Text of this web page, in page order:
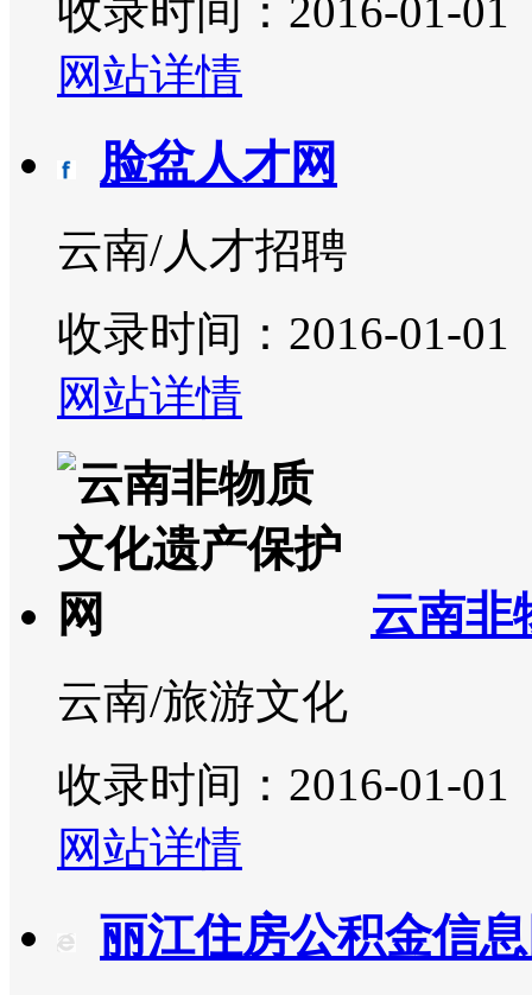
收录时间：2016-01-01
网站详情
脸盆人才网
云南/人才招聘
收录时间：2016-01-01
网站详情
云南非
云南/旅游文化
收录时间：2016-01-01
网站详情
丽江住房公积金信